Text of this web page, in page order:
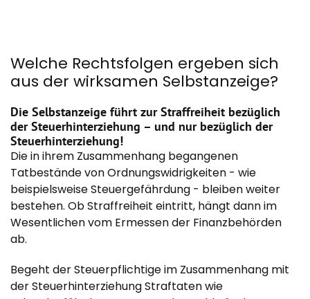
Welche Rechtsfolgen ergeben sich
aus der wirksamen Selbstanzeige?
Die Selbstanzeige führt zur Straffreiheit bezüglich
der Steuerhinterziehung – und nur bezüglich der
Steuerhinterziehung!
Die in ihrem Zusammenhang begangenen
Tatbestände von Ordnungswidrigkeiten - wie
beispielsweise Steuergefährdung - bleiben weiter
bestehen. Ob Straffreiheit eintritt, hängt dann im
Wesentlichen vom Ermessen der Finanzbehörden
ab.
Begeht der Steuerpflichtige im Zusammenhang mit
der Steuerhinterziehung Straftaten wie